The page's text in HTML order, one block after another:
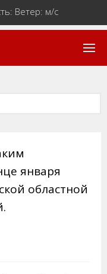
Ветер: м/с
января
областной